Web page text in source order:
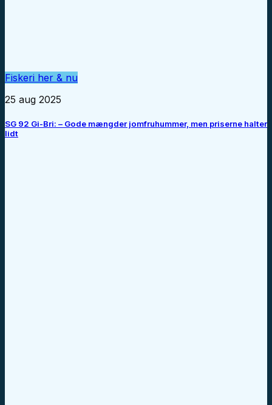
Fiskeri her & nu
25 aug 2025
SG 92 Gi-Bri: – Gode mængder jomfruhummer, men priserne halter
lidt